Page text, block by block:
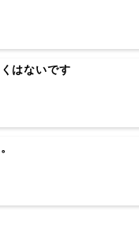
はないです